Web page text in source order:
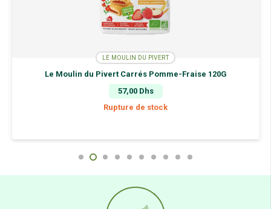
LE MOULIN DU PIVERT
Le Moulin du Pivert Carrés Pomme-Fraise 120G
57,00 Dhs
Rupture de stock